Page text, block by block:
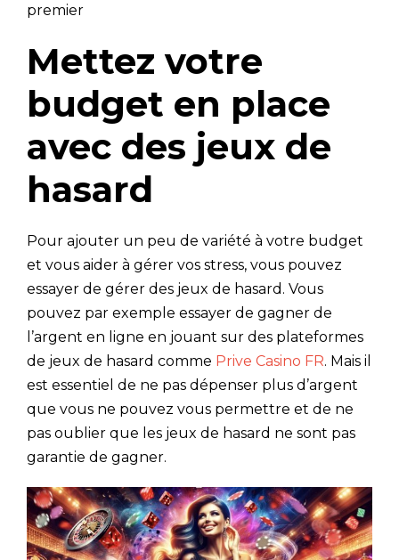
premier
Mettez votre
budget en place
avec des jeux de
hasard
Pour ajouter un peu de variété à votre budget
et vous aider à gérer vos stress, vous pouvez
essayer de gérer des jeux de hasard. Vous
pouvez par exemple essayer de gagner de
l’argent en ligne en jouant sur des plateformes
de jeux de hasard comme Prive Casino FR. Mais il
est essentiel de ne pas dépenser plus d’argent
que vous ne pouvez vous permettre et de ne
pas oublier que les jeux de hasard ne sont pas
garantie de gagner.